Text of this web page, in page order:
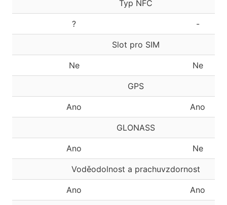
Typ NFC
? -
Slot pro SIM
Ne Ne
GPS
Ano Ano
GLONASS
Ano Ne
Voděodolnost a prachuvzdornost
Ano Ano